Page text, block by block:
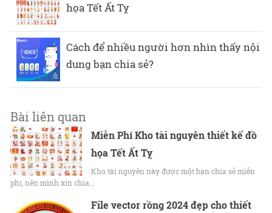
họa Tết Ất Tỵ
Cách để nhiều người hơn nhìn thấy nội
dung bạn chia sẻ?
Bài liên quan
Miễn Phí Kho tài nguyên thiết kế đồ
họa Tết Ất Tỵ
Kho tài nguyên này được một bạn chia sẻ miễn
phí, nên mình xin chia…
File vector rồng 2024 đẹp cho thiết